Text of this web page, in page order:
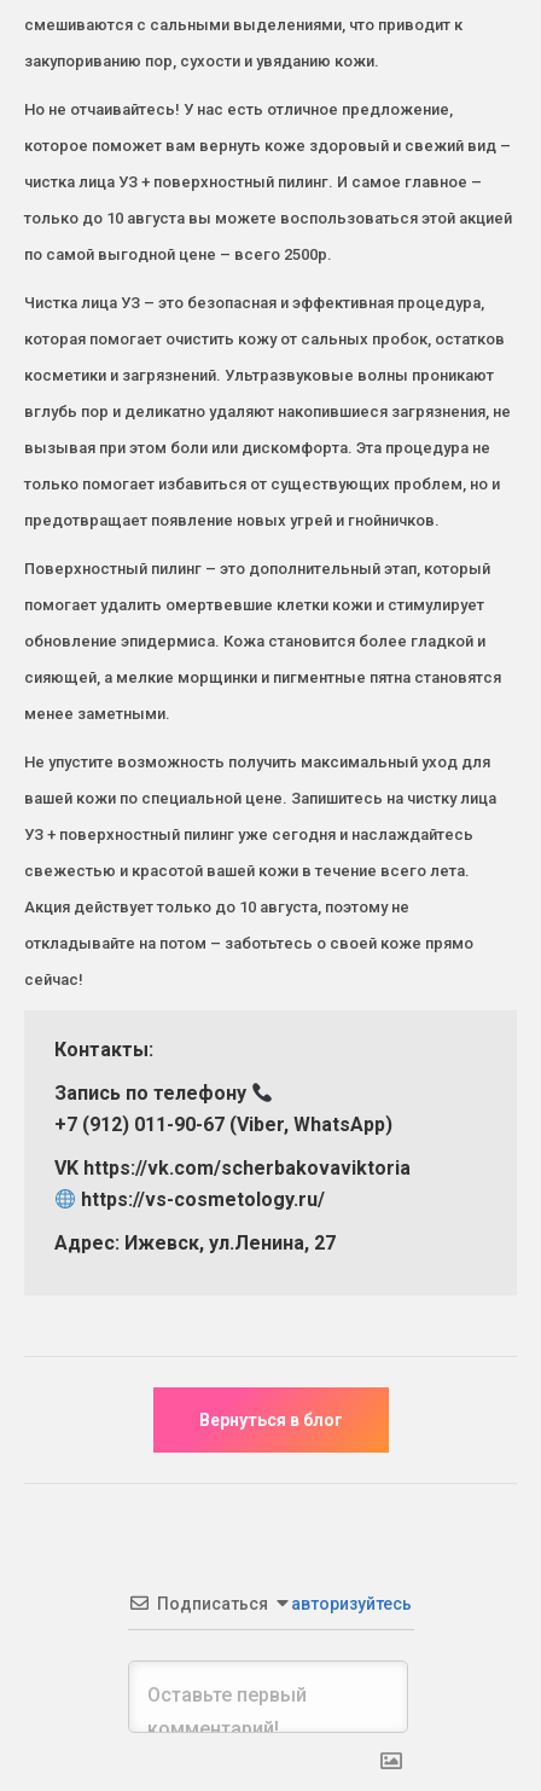
смешиваются с сальными выделениями, что приводит к
закупориванию пор, сухости и увяданию кожи.
Но не отчаивайтесь! У нас есть отличное предложение,
которое поможет вам вернуть коже здоровый и свежий вид –
чистка лица УЗ + поверхностный пилинг. И самое главное –
только до 10 августа вы можете воспользоваться этой акцией
по самой выгодной цене – всего 2500р.
Чистка лица УЗ – это безопасная и эффективная процедура,
которая помогает очистить кожу от сальных пробок, остатков
косметики и загрязнений. Ультразвуковые волны проникают
вглубь пор и деликатно удаляют накопившиеся загрязнения, не
вызывая при этом боли или дискомфорта. Эта процедура не
только помогает избавиться от существующих проблем, но и
предотвращает появление новых угрей и гнойничков.
Поверхностный пилинг – это дополнительный этап, который
помогает удалить омертвевшие клетки кожи и стимулирует
обновление эпидермиса. Кожа становится более гладкой и
сияющей, а мелкие морщинки и пигментные пятна становятся
менее заметными.
Не упустите возможность получить максимальный уход для
вашей кожи по специальной цене. Запишитесь на чистку лица
УЗ + поверхностный пилинг уже сегодня и наслаждайтесь
свежестью и красотой вашей кожи в течение всего лета.
Акция действует только до 10 августа, поэтому не
откладывайте на потом – заботьтесь о своей коже прямо
сейчас!
Контакты:
Запись по телефону
+7 (912) 011-90-67 (Viber, WhatsApp)
VK https://vk.com/scherbakovaviktoria
https://vs-cosmetology.ru/
Адрес: Ижевск, ул.Ленина, 27
Подписаться авторизуйтесь